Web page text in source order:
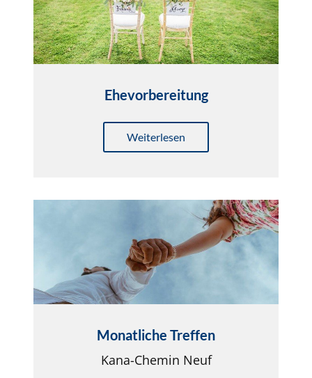
Ehevorbereitung
Weiterlesen
Monatliche Treffen
Kana-Chemin Neuf